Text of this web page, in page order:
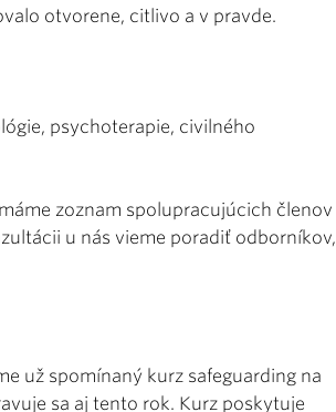
otvorene, citlivo a v pravde.
psychoterapie, civilného
zoznam spolupracujúcich členov
u nás vieme poradiť odborníkov,
už spomínaný kurz safeguarding na
sa aj tento rok. Kurz poskytuje